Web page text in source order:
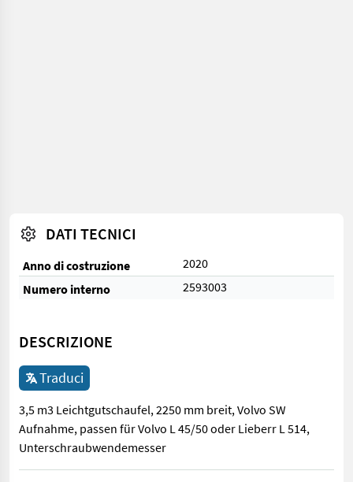
DATI TECNICI
Anno di costruzione
2020
Numero interno
2593003
DESCRIZIONE
Traduci
3,5 m3 Leichtgutschaufel, 2250 mm breit, Volvo SW
Aufnahme, passen für Volvo L 45/50 oder Lieberr L 514,
Unterschraubwendemesser
3,5 m3 Leichtgutschaufel, 2250 mm breit, Volvo SW